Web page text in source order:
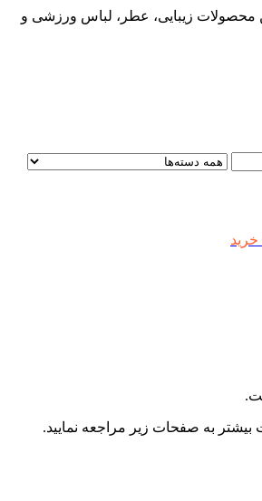
محصولات زیبایی، عطر، لباس ورزشی و
به صفحات زیر مراجعه نمایید.